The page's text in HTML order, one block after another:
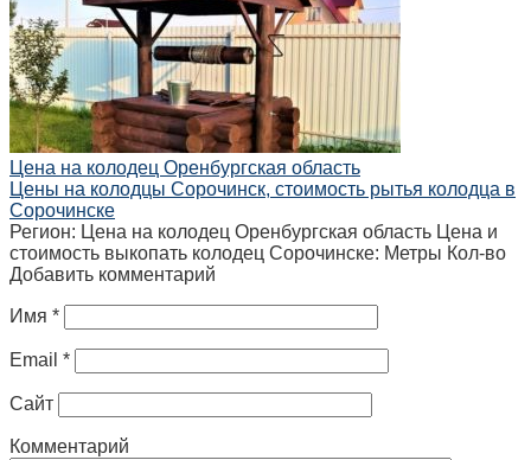
Цена на колодец Оренбургская область
Цены на колодцы Сорочинск, стоимость рытья колодца в
Сорочинске
Регион: Цена на колодец Оренбургская область Цена и
стоимость выкопать колодец Сорочинске: Метры Кол-во
Добавить комментарий
Имя *
Email *
Сайт
Комментарий